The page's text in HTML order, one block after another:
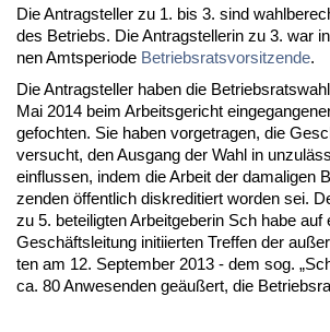
Die An­trag­stel­ler zu 1. bis 3. sind
des Be­triebs. Die An­trag­stel­le­rin zu 3. war
nen Amts­pe­ri­ode Be­triebs­rats­vor­sit­zen­de.
Die An­trag­stel­ler ha­ben die
Mai 2014 beim Ar­beits­ge­richt
ge­foch­ten. Sie ha­ben vor­ge­tra­gen, die
ver­sucht, den Aus­gang der Wahl in
ein­flus­sen, in­dem die Ar­beit der da­ma­li­gen
zen­den öffent­lich dis­kre­di­tiert wor­den sei.
zu 5. be­tei­lig­ten Ar­beit­ge­be­rin Sch ha­be auf
Geschäfts­lei­tung in­iti­ier­ten Tref­fen der
ten am 12. Sep­tem­ber 2013 - dem sog.
ca. 80 An­we­sen­den geäußert, die